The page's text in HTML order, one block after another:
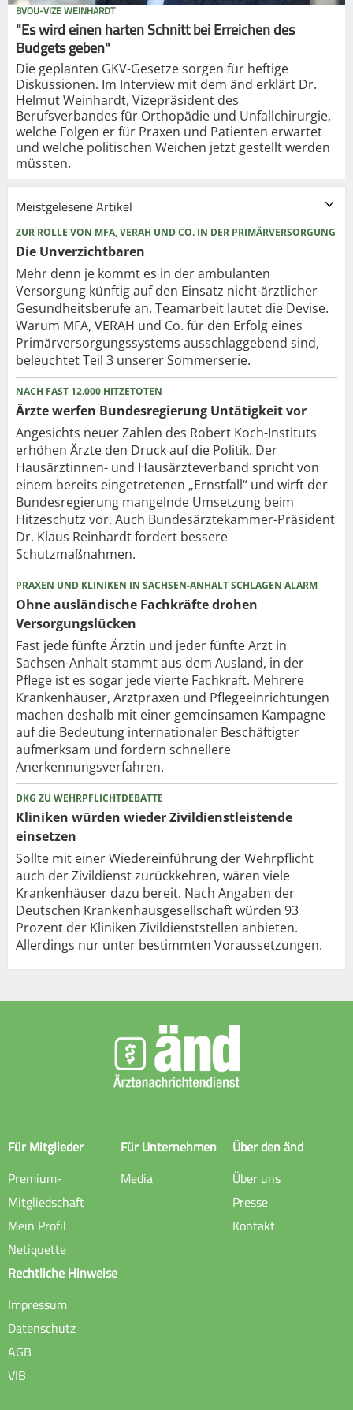
BVOU-VIZE WEINHARDT
"Es wird einen harten Schnitt bei Erreichen des
Budgets geben"
Die geplanten GKV-Gesetze sorgen für heftige
Diskussionen. Im Interview mit dem änd erklärt Dr.
Helmut Weinhardt, Vizepräsident des
Berufsverbandes für Orthopädie und Unfallchirurgie,
welche Folgen er für Praxen und Patienten erwartet
und welche politischen Weichen jetzt gestellt werden
müssten.
Meistgelesene Artikel
ZUR ROLLE VON MFA, VERAH UND CO. IN DER PRIMÄRVERSORGUNG
Die Unverzichtbaren
Mehr denn je kommt es in der ambulanten
Versorgung künftig auf den Einsatz nicht-ärztlicher
Gesundheitsberufe an. Teamarbeit lautet die Devise.
Warum MFA, VERAH und Co. für den Erfolg eines
Primärversorgungssystems ausschlaggebend sind,
beleuchtet Teil 3 unserer Sommerserie.
NACH FAST 12.000 HITZETOTEN
Ärzte werfen Bundesregierung Untätigkeit vor
Angesichts neuer Zahlen des Robert Koch-Instituts
erhöhen Ärzte den Druck auf die Politik. Der
Hausärztinnen- und Hausärzteverband spricht von
einem bereits eingetretenen „Ernstfall“ und wirft der
Bundesregierung mangelnde Umsetzung beim
Hitzeschutz vor. Auch Bundesärztekammer-Präsident
Dr. Klaus Reinhardt fordert bessere
Schutzmaßnahmen.
PRAXEN UND KLINIKEN IN SACHSEN-ANHALT SCHLAGEN ALARM
Ohne ausländische Fachkräfte drohen
Versorgungslücken
Fast jede fünfte Ärztin und jeder fünfte Arzt in
Sachsen-Anhalt stammt aus dem Ausland, in der
Pflege ist es sogar jede vierte Fachkraft. Mehrere
Krankenhäuser, Arztpraxen und Pflegeeinrichtungen
machen deshalb mit einer gemeinsamen Kampagne
auf die Bedeutung internationaler Beschäftigter
aufmerksam und fordern schnellere
Anerkennungsverfahren.
DKG ZU WEHRPFLICHTDEBATTE
Kliniken würden wieder Zivildienstleistende
einsetzen
Sollte mit einer Wiedereinführung der Wehrpflicht
auch der Zivildienst zurückkehren, wären viele
Krankenhäuser dazu bereit. Nach Angaben der
Deutschen Krankenhausgesellschaft würden 93
Prozent der Kliniken Zivildienststellen anbieten.
Allerdings nur unter bestimmten Voraussetzungen.
Für Mitglieder
Premium-
Mitgliedschaft
Mein Profil
Netiquette
Für Unternehmen
Media
Über den änd
Über uns
Presse
Kontakt
Rechtliche Hinweise
Impressum
Datenschutz
AGB
VIB